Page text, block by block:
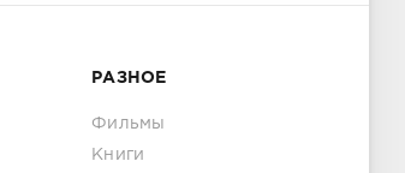
РАЗНОЕ
Фильмы
Книги